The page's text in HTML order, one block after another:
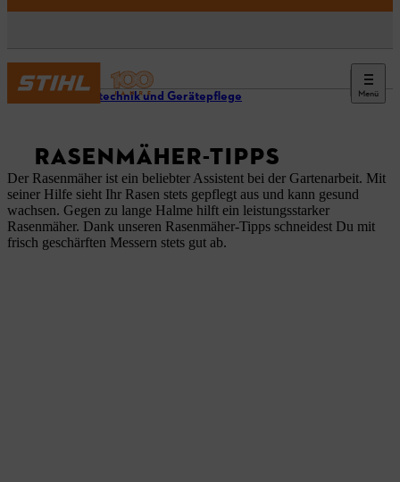
Menü
Arbeitstechnik und Gerätepflege
RASENMÄHER-TIPPS
Der Rasenmäher ist ein beliebter Assistent bei der Gartenarbeit. Mit
seiner Hilfe sieht Ihr Rasen stets gepflegt aus und kann gesund
wachsen. Gegen zu lange Halme hilft ein leistungsstarker
Rasenmäher. Dank unseren Rasenmäher-Tipps schneidest Du mit
frisch geschärften Messern stets gut ab.